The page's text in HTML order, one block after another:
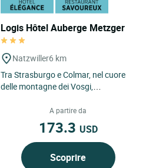
Logis Hôtel Auberge Metzger
Natzwiller6 km
Tra Strasburgo e Colmar, nel cuore
delle montagne dei Vosgi,
all'Hôtel Auberge Metzger,...
A partire da
173.3 USD
Scoprire